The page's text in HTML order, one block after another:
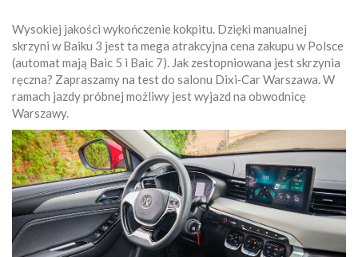
Wysokiej jakości wykończenie kokpitu. Dzięki manualnej
skrzyni w Baiku 3 jest ta mega atrakcyjna cena zakupu w Polsce
(automat mają Baic 5 i Baic 7). Jak zestopniowana jest skrzynia
ręczna? Zapraszamy na test do salonu Dixi‑Car Warszawa. W
ramach jazdy próbnej możliwy jest wyjazd na obwodnicę
Warszawy.